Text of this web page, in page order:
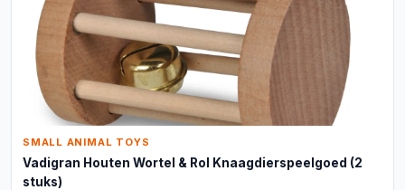
SMALL ANIMAL TOYS
Vadigran Houten Wortel & Rol Knaagdierspeelgoed (2
stuks)